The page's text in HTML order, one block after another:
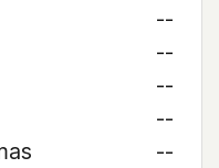
--
--
--
--
--